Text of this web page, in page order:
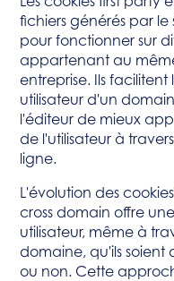
fichiers générés par le
pour fonctionner sur
appartenant au
entreprise. Ils
utilisateur d'un
l'éditeur de mieux
de l'utilisateur à
ligne.
L'évolution des
cross domain offre
utilisateur, même à
domaine, qu'ils soient
ou non. Cette